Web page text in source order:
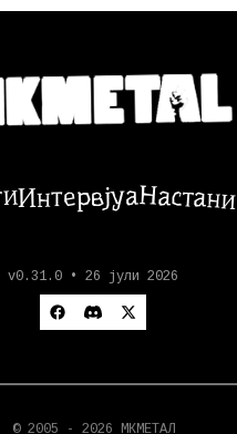
ИнтервјуаНастани
v0.31.0 • 26 јули 2026
© 2005 - 2026 МКМЕТАЛ